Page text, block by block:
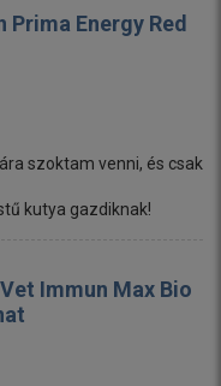
Prima Energy Red
szoktam venni, és csak
kutya gazdiknak!
Immun Max Bio